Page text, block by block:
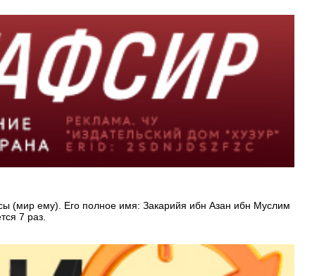
(мир ему). Его полное имя: Закарийя ибн Азан ибн Муслим
7 раз.